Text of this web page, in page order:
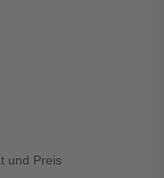
und Preis